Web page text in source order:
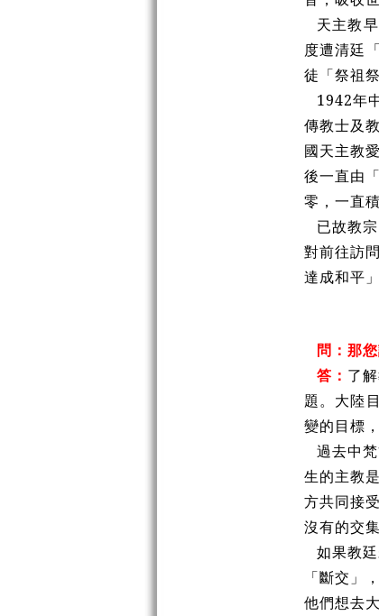
天主教
度遭清廷
徒「祭祖
1942年
傳教士及
國天主教
後一直由
零，一直
已故教
對前往訪
達成和平
問：那
答： 了
題。大陸
變的目標
過去中
生的主教
方共同接
沒有的交
如果教
「斷交」
他們想去